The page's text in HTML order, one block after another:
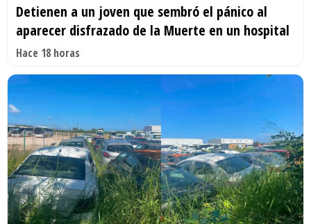
Detienen a un joven que sembró el pánico al
aparecer disfrazado de la Muerte en un hospital
Hace 18 horas